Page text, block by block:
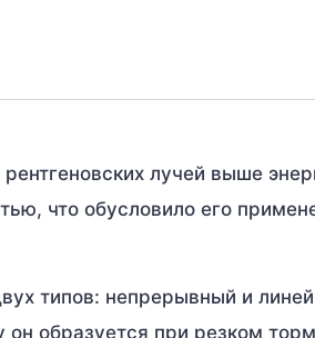
лучей выше
что обусловило его
типов: непрерывный и
образуется при резком